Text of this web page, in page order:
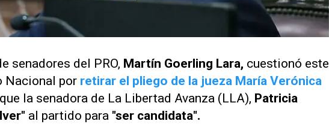
senadores del PRO, Martín Goerling Lara, cuestionó este
Nacional por retirar el pliego de la jueza María Verónica
la senadora de La Libertad Avanza (LLA), Patricia
al partido para "ser candidata".